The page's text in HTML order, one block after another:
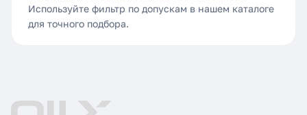
Используйте фильтр по допускам в нашем каталоге
для точного подбора.